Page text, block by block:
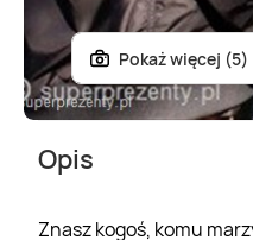
Pokaż więcej (5)
Opis
Znasz kogoś, komu